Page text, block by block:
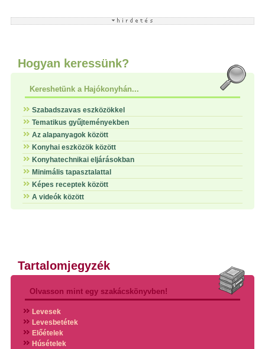
Hogyan keressünk?
Kereshetünk a Hajókonyhán...
Szabadszavas eszközökkel
Tematikus gyűjteményekben
Az alapanyagok között
Konyhai eszközök között
Konyhatechnikai eljárásokban
Minimális tapasztalattal
Képes receptek között
A videók között
Tartalomjegyzék
Olvasson mint egy szakácskönyvben!
Levesek
Levesbetétek
Előételek
Húsételek